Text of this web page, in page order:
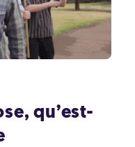
qu’est-